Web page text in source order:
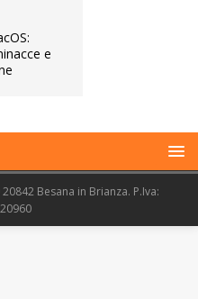
e
Besana in Brianza. P.Iva: